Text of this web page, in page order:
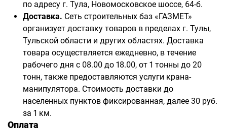
по адресу г. Тула, Новомосковское шоссе, 64-б.
Доставка. Сеть строительных баз «ГАЗМЕТ»
организует доставку товаров в пределах г. Тулы,
Тульской области и других областях. Доставка
товара осуществляется ежедневно, в течение
рабочего дня с 08.00 до 18.00, от 1 тонны до 20
тонн, также предоставляются услуги крана-
манипулятора. Стоимость доставки до
населенных пунктов фиксированная, далее 30 руб.
за 1 км.
Оплата